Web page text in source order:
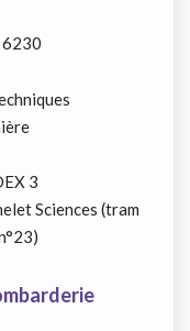
6230
3
Sciences (tram